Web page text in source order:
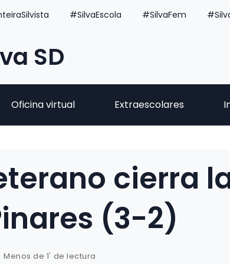
#SilvaEscola #SilvaFem
SD
Oficina virtual Extraescolares
cierra
(3-2)
Menos de 1' de lectura